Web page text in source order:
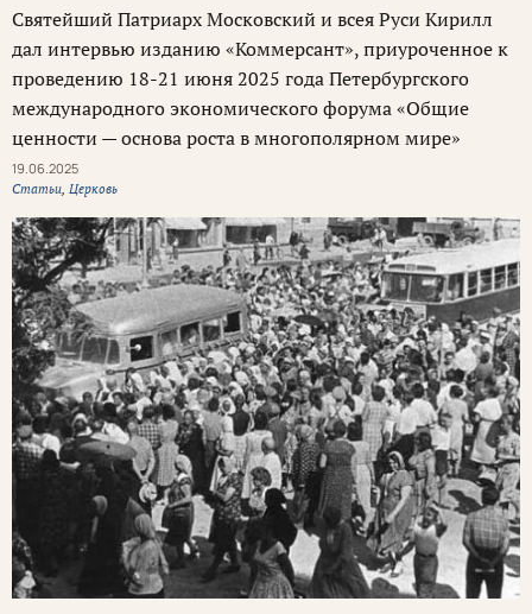
Святейший Патриарх Московский и всея Руси Кирилл
дал интервью изданию «Коммерсант», приуроченное к
проведению 18-21 июня 2025 года Петербургского
международного экономического форума «Общие
ценности — основа роста в многополярном мире»
19.06.2025
Статьи Церковь